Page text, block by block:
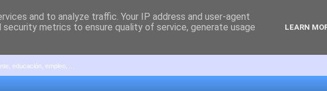
educación, empleo, ...
and to analyze traffic. Your IP address and user-agent
metrics to ensure quality of service, generate usage
LEARN